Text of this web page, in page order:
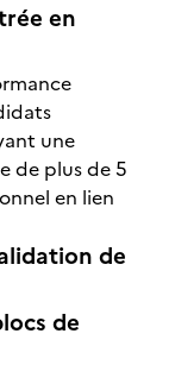
en
une
de plus de 5
en lien
de
de